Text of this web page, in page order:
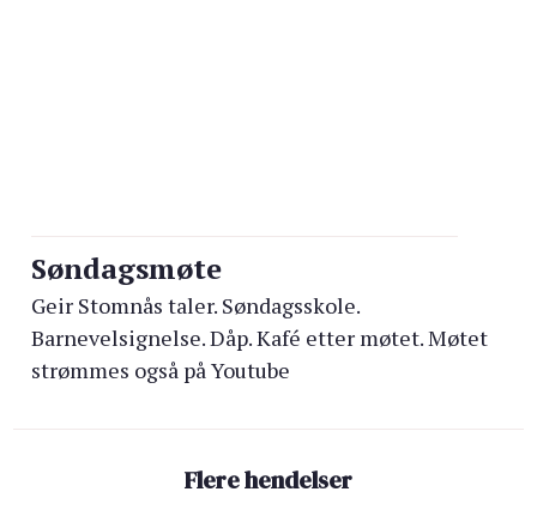
Søndagsmøte
Geir Stomnås taler. Søndagsskole.
Barnevelsignelse. Dåp. Kafé etter møtet. Møtet
strømmes også på Youtube
Flere hendelser